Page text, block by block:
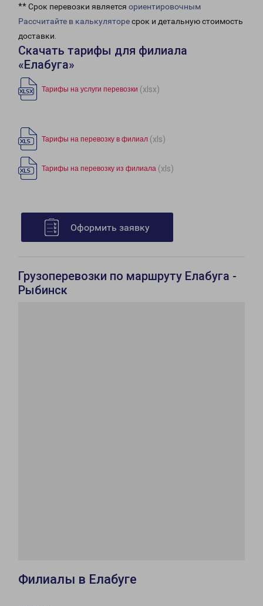
** Срок перевозки является ориентировочным
Рассчитайте в калькуляторесрок и детальную стоимость
доставки.
Скачать тарифы для филиала
«Елабуга»
Тарифы на услуги перевозки (xlsx)
Тарифы на перевозку в филиал (xls)
Тарифы на перевозку из филиала (xls)
Оформить заявку
Грузоперевозки по маршруту Елабуга -
Рыбинск
Филиалы в Елабуге